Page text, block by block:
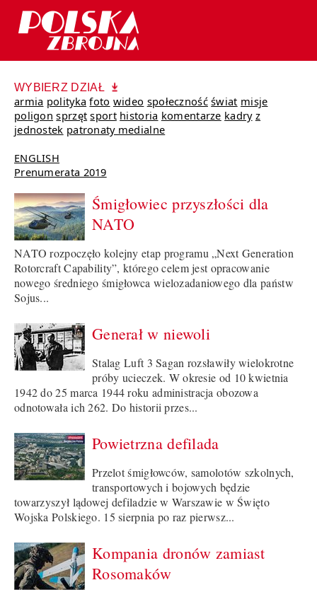
WYBIERZ DZIAŁ
armia polityka foto wideo społeczność świat misje
poligon sprzęt sport historia komentarze kadry z
jednostek patronaty medialne
ENGLISH
Prenumerata 2019
Śmigłowiec przyszłości dla
NATO
NATO rozpoczęło kolejny etap programu „Next Generation
Rotorcraft Capability”, którego celem jest opracowanie
nowego średniego śmigłowca wielozadaniowego dla państw
Sojus...
Generał w niewoli
Stalag Luft 3 Sagan rozsławiły wielokrotne
próby ucieczek. W okresie od 10 kwietnia
1942 do 25 marca 1944 roku administracja obozowa
odnotowała ich 262. Do historii przes...
Powietrzna defilada
Przelot śmigłowców, samolotów szkolnych,
transportowych i bojowych będzie
towarzyszył lądowej defiladzie w Warszawie w Święto
Wojska Polskiego. 15 sierpnia po raz pierwsz...
Kompania dronów zamiast
Rosomaków